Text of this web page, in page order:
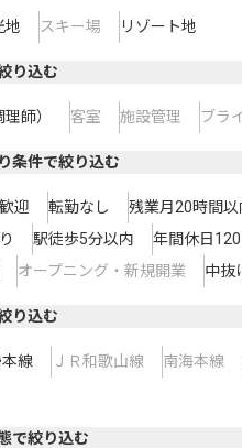
地 スキー場 リゾート地
り込む
師） 客室 施設管理 ブラ
条件で絞り込む
迎 転勤なし 残業月20時間以
駅徒歩5分以内 年間休日
オープニング・新規開業 中抜
り込む
本線 ＪＲ和歌山線 南海本線
で絞り込む